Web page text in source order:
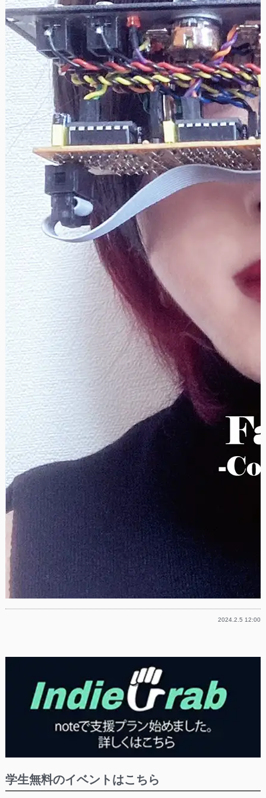
2024.2.5 12:00
学生無料のイベントはこちら